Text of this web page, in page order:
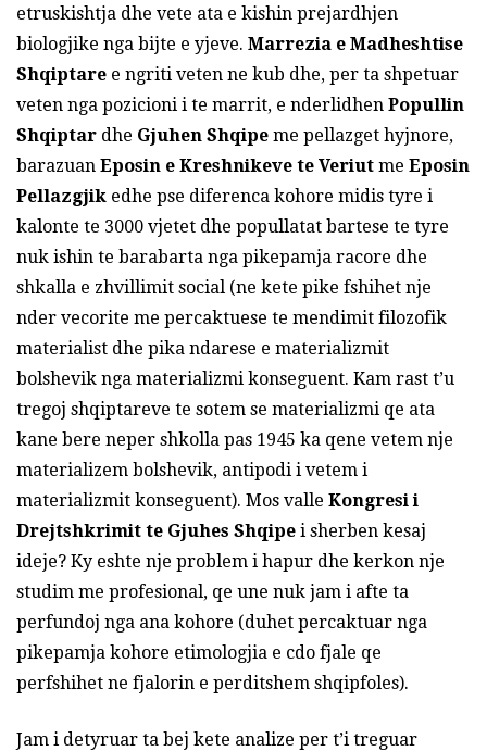
etruskishtja dhe vete ata e kishin prejardhjen
biologjike nga bijte e yjeve. Marrezia e Madheshtise
Shqiptare e ngriti veten ne kub dhe, per ta shpetuar
veten nga pozicioni i te marrit, e nderlidhen Popullin
Shqiptar dhe Gjuhen Shqipe me pellazget hyjnore,
barazuan Eposin e Kreshnikeve te Veriut me Eposin
Pellazgjik edhe pse diferenca kohore midis tyre i
kalonte te 3000 vjetet dhe popullatat bartese te tyre
nuk ishin te barabarta nga pikepamja racore dhe
shkalla e zhvillimit social (ne kete pike fshihet nje
nder vecorite me percaktuese te mendimit filozofik
materialist dhe pika ndarese e materializmit
bolshevik nga materializmi konseguent. Kam rast t’u
tregoj shqiptareve te sotem se materializmi qe ata
kane bere neper shkolla pas 1945 ka qene vetem nje
materializem bolshevik, antipodi i vetem i
materializmit konseguent). Mos valle Kongresi i
Drejtshkrimit te Gjuhes Shqipe i sherben kesaj
ideje? Ky eshte nje problem i hapur dhe kerkon nje
studim me profesional, qe une nuk jam i afte ta
perfundoj nga ana kohore (duhet percaktuar nga
pikepamja kohore etimologjia e cdo fjale qe
perfshihet ne fjalorin e perditshem shqipfoles).
Jam i detyruar ta bej kete analize per t’i treguar